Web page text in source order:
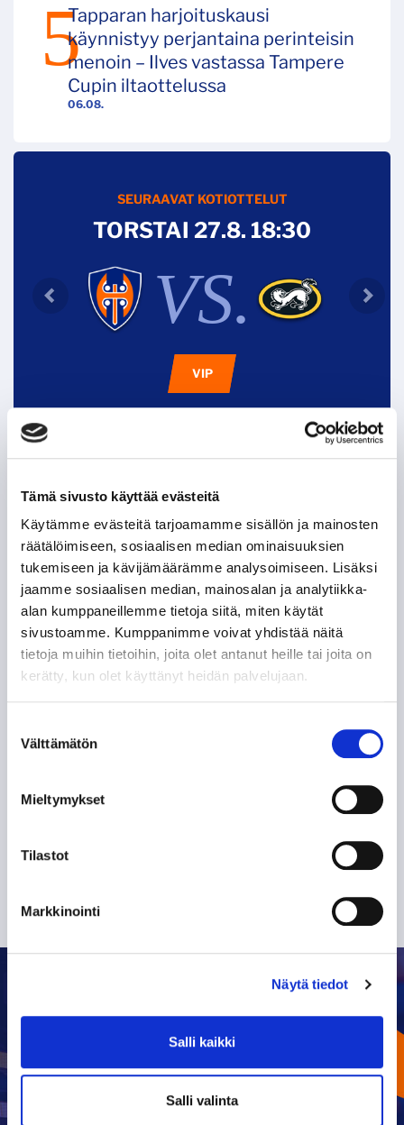
Tämä sivusto käyttää evästeitä
Käytämme evästeitä tarjoamamme sisällön ja mainosten
räätälöimiseen, sosiaalisen median ominaisuuksien
tukemiseen ja kävijämäärämme analysoimiseen. Lisäksi
jaamme sosiaalisen median, mainosalan ja analytiikka-
alan kumppaneillemme tietoja siitä, miten käytät
sivustoamme. Kumppanimme voivat yhdistää näitä
tietoja muihin tietoihin, joita olet antanut heille tai joita on
kerätty, kun olet käyttänyt heidän palvelujaan.
valinta
Välttämätön
Mieltymykset
Tilastot
Markkinointi
Näytä tiedot
Salli kaikki
Salli valinta
06.08.
Tapparan harjoituskausi
käynnistyy perjantaina perinteisin
menoin – Ilves vastassa Tampere
Cupin iltaottelussa
SEURAAVAT KOTIOTTELUT
TORSTAI 27.8. 18:30
VS.
VIP
Tappara uutiskirje
Olen lukenuttietosuojaselosteenja hyväksyn
TILAA SÄHKÖPOSTIISI
OTTELUKALENTERI
ELOKUU2026